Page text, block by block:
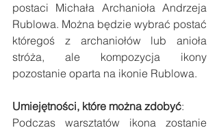
postaci Michała Archanioła Andrzeja
Rublowa. Można będzie wybrać postać
któregoś z archaniołów lub anioła
stróża, ale kompozycja ikony
pozostanie oparta na ikonie Rublowa.
Umiejętności, które można zdobyć:
Podczas warsztatów ikona zostanie